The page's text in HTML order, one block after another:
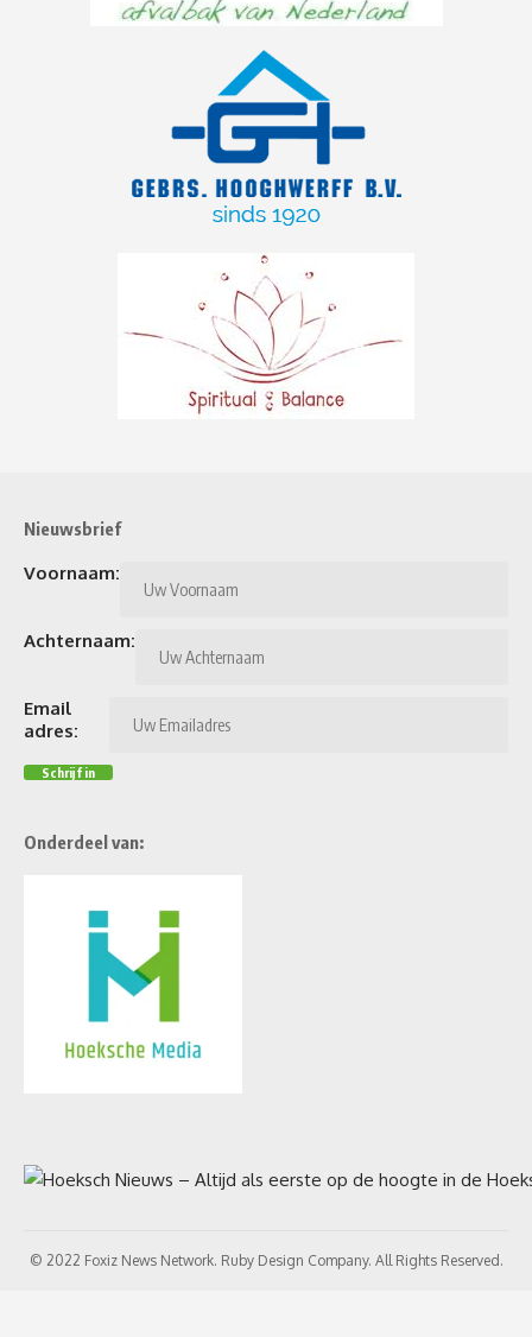
Nieuwsbrief
Voornaam:
Achternaam:
Email
adres:
Onderdeel van:
© 2022 Foxiz News Network. Ruby Design Company. All Rights Reserved.